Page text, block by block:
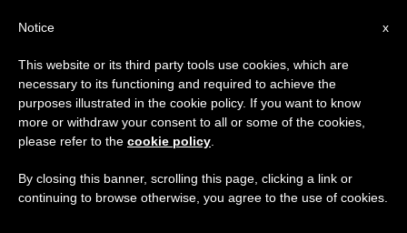
Benedetto XVI presenta la figura
di San Francesco d’Assisi
x
Notice
This website or its third party tools use cookies, which are
necessary to its functioning and required to achieve the
purposes illustrated in the cookie policy. If you want to know
more or withdraw your consent to all or some of the cookies,
please refer to the cookie policy
By closing this banner, scrolling this page, clicking a link or
continuing to browse otherwise, you agree to the use of cookies.